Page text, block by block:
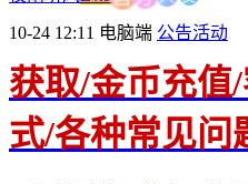
10-24 12:11 电脑端 公告活动
获取/金币充值
式/各种常见问